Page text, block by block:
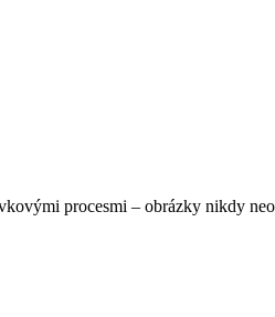
procesmi – obrázky nikdy